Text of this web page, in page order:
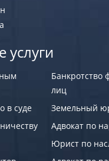
услуги
в суде
Банкротство
лиц
Земельный
Адвокат по
Юрист по